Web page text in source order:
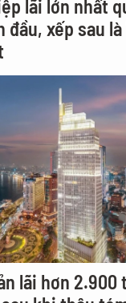
lãi lớn nhất
đầu, xếp sau
lãi hơn 2.900